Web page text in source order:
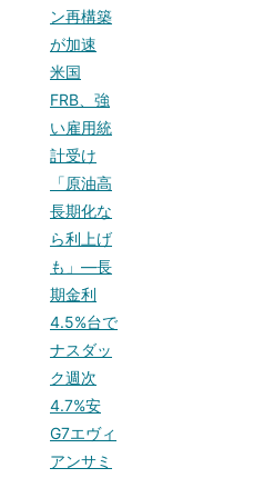
ン再構築
が加速
米国
FRB、強
い雇用統
計受け
「原油高
長期化な
ら利上げ
も」—長
期金利
4.5%台で
ナスダッ
ク週次
4.7%安
G7エヴィ
アンサミ